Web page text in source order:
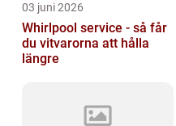
03 juni 2026
Whirlpool service - så får
du vitvarorna att hålla
längre